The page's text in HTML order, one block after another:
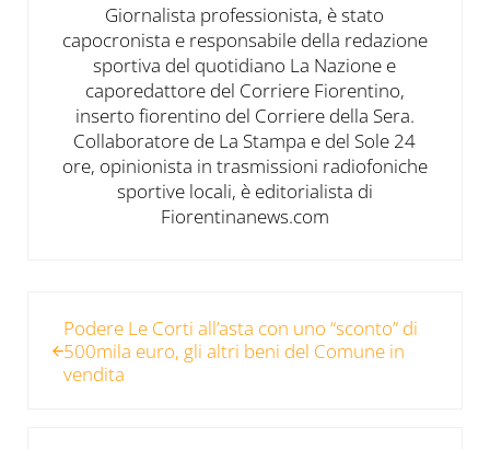
Giornalista professionista, è stato
capocronista e responsabile della redazione
sportiva del quotidiano La Nazione e
caporedattore del Corriere Fiorentino,
inserto fiorentino del Corriere della Sera.
Collaboratore de La Stampa e del Sole 24
ore, opinionista in trasmissioni radiofoniche
sportive locali, è editorialista di
Fiorentinanews.com
Podere Le Corti all’asta con uno “sconto” di
500mila euro, gli altri beni del Comune in
vendita